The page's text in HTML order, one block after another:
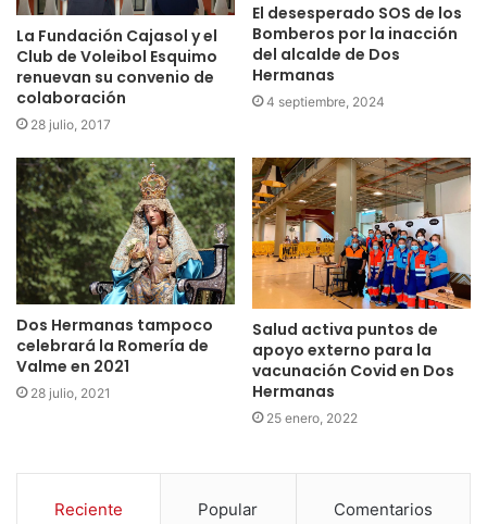
La Fundación Cajasol y el
Club de Voleibol Esquimo
renuevan su convenio de
colaboración
28 julio, 2017
El desesperado SOS de los
Bomberos por la inacción
del alcalde de Dos
Hermanas
4 septiembre, 2024
Dos Hermanas tampoco
celebrará la Romería de
Valme en 2021
28 julio, 2021
Salud activa puntos de
apoyo externo para la
vacunación Covid en Dos
Hermanas
25 enero, 2022
Reciente Popular Comentarios